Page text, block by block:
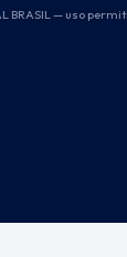
BRASIL — uso